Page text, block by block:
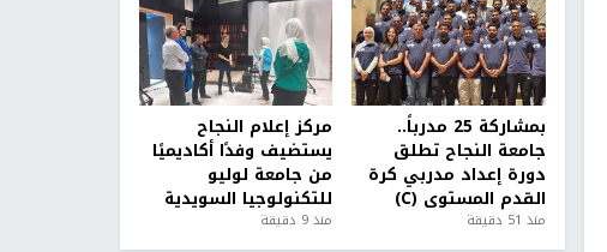
بمشاركة 25 مدرباً..
جامعة النجاح تطلق
دورة إعداد مدربي كرة
القدم المستوى (C)
منذ 51 دقيقة
مركز إعلام النجاح
يستضيف وفدًا أكاديميًا
من جامعة لوليو
للتكنولوجيا السويدية
منذ 9 دقيقة